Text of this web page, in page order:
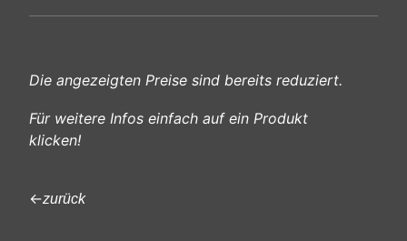
Die angezeigten Preise sind bereits reduziert.
Für weitere Infos einfach auf ein Produkt
klicken!
←zurück